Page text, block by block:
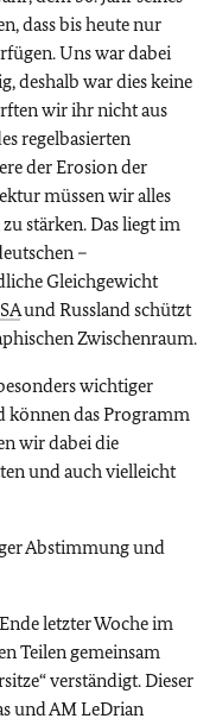
dass bis heute nur
Uns war dabei
deshalb war dies keine
wir ihr nicht aus
regelbasierten
der Erosion der
müssen wir alles
stärken. Das liegt im
–
Gleichgewicht
und Russland schützt
Zwischenraum.
wichtiger
können das Programm
wir dabei die
und auch vielleicht
Abstimmung und
letzter Woche im
Teilen gemeinsam
verständigt. Dieser
und AM LeDrian